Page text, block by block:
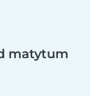
matytum